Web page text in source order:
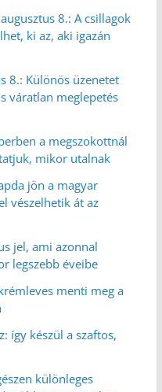
8.: A csillagok
ki az, aki igazán
8.: Különös üzenetet
váratlan meglepetés
a megszokottnál
mikor utalnak
jön a magyar
vészelhetik át az
jel, ami azonnal
legszebb éveibe
menti meg a
így készül a szaftos,
különleges